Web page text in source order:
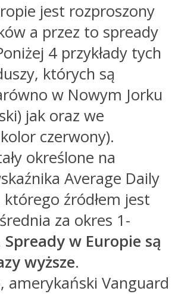
jest rozproszony
a przez to spready
4 przykłady tych
których są
w Nowym Jorku
jak oraz we
czerwony).
określone na
Average Daily
którego źródłem jest
za okres 1-
Spready w Europie są
wyższe.
amerykański Vanguard